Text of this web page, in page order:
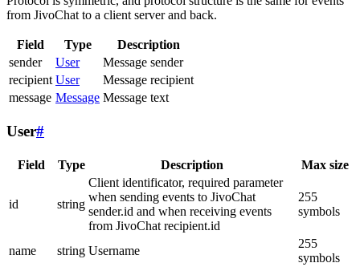
from JivoChat to a client server and back.
Field Type
Description
sender
User
Message sender
recipient User
Message recipient
message Message Message text
User#
Field Type Description Max size
id string
Client identificator, required parameter
when sending events to JivoChat
sender.id and when receiving events
from JivoChat recipient.id
255
symbols
name string Username
255
symbols